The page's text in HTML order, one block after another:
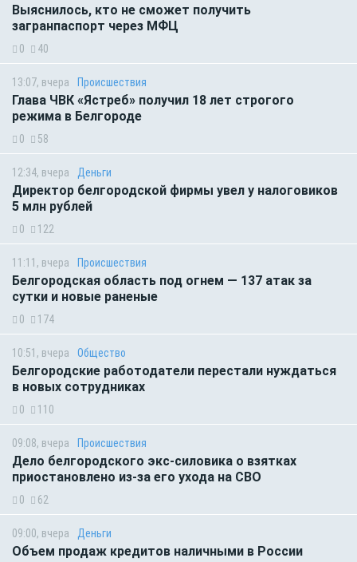
Выяснилось, кто не сможет получить
загранпаспорт через МФЦ
0 40
13:07, вчера Происшествия
Глава ЧВК «Ястреб» получил 18 лет строгого
режима в Белгороде
0 58
12:34, вчера Деньги
Директор белгородской фирмы увел у налоговиков
5 млн рублей
0 122
11:11, вчера Происшествия
Белгородская область под огнем — 137 атак за
сутки и новые раненые
0 174
10:51, вчера Общество
Белгородские работодатели перестали нуждаться
в новых сотрудниках
0 110
09:08, вчера Происшествия
Дело белгородского экс-силовика о взятках
приостановлено из-за его ухода на СВО
0 62
09:00, вчера Деньги
Объем продаж кредитов наличными в России